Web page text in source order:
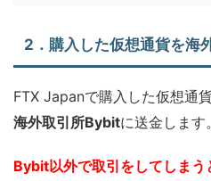
2．購入した仮想通貨を海
FTX Japanで購入した仮想通貨
海外取引所Bybitに送金します。
Bybit以外で取引をしてしまう